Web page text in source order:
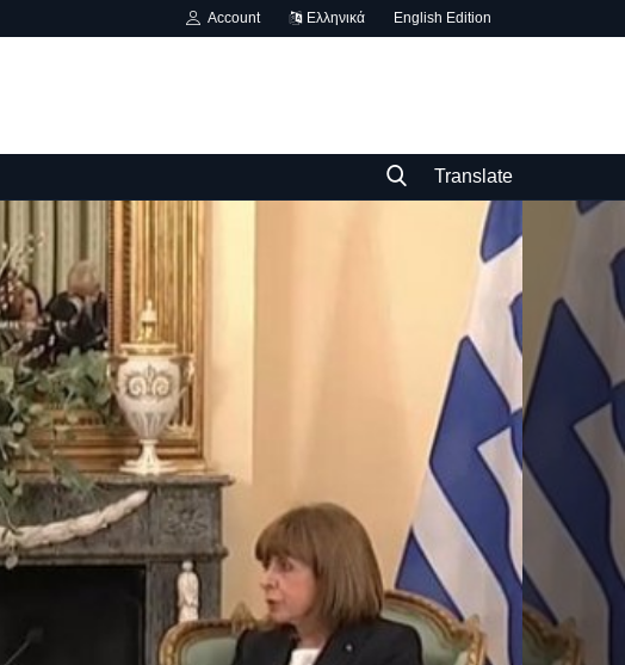
Account Ελληνικά English Edition
Translate